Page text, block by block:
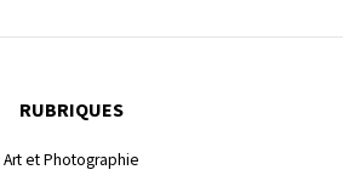
RUBRIQUES
Art et Photographie